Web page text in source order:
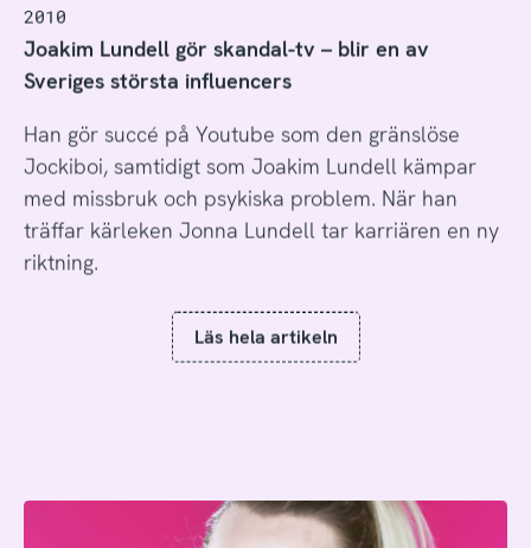
2010
Joakim Lundell gör skandal-tv – blir en av
Sveriges största influencers
Han gör succé på Youtube som den gränslöse
Jockiboi, samtidigt som Joakim Lundell kämpar
med missbruk och psykiska problem. När han
träffar kärleken Jonna Lundell tar karriären en ny
riktning.
Läs hela artikeln